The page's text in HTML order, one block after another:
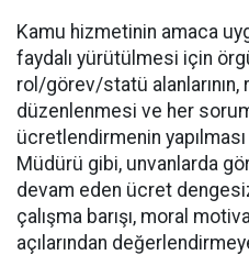
Kamu hizmetinin amaca
faydalı yürütülmesi için
rol/görev/statü
düzenlenmesi ve her
ücretlendirmenin
Müdürü gibi, unvanlarda
devam eden ücret
çalışma barışı, moral
açılarından